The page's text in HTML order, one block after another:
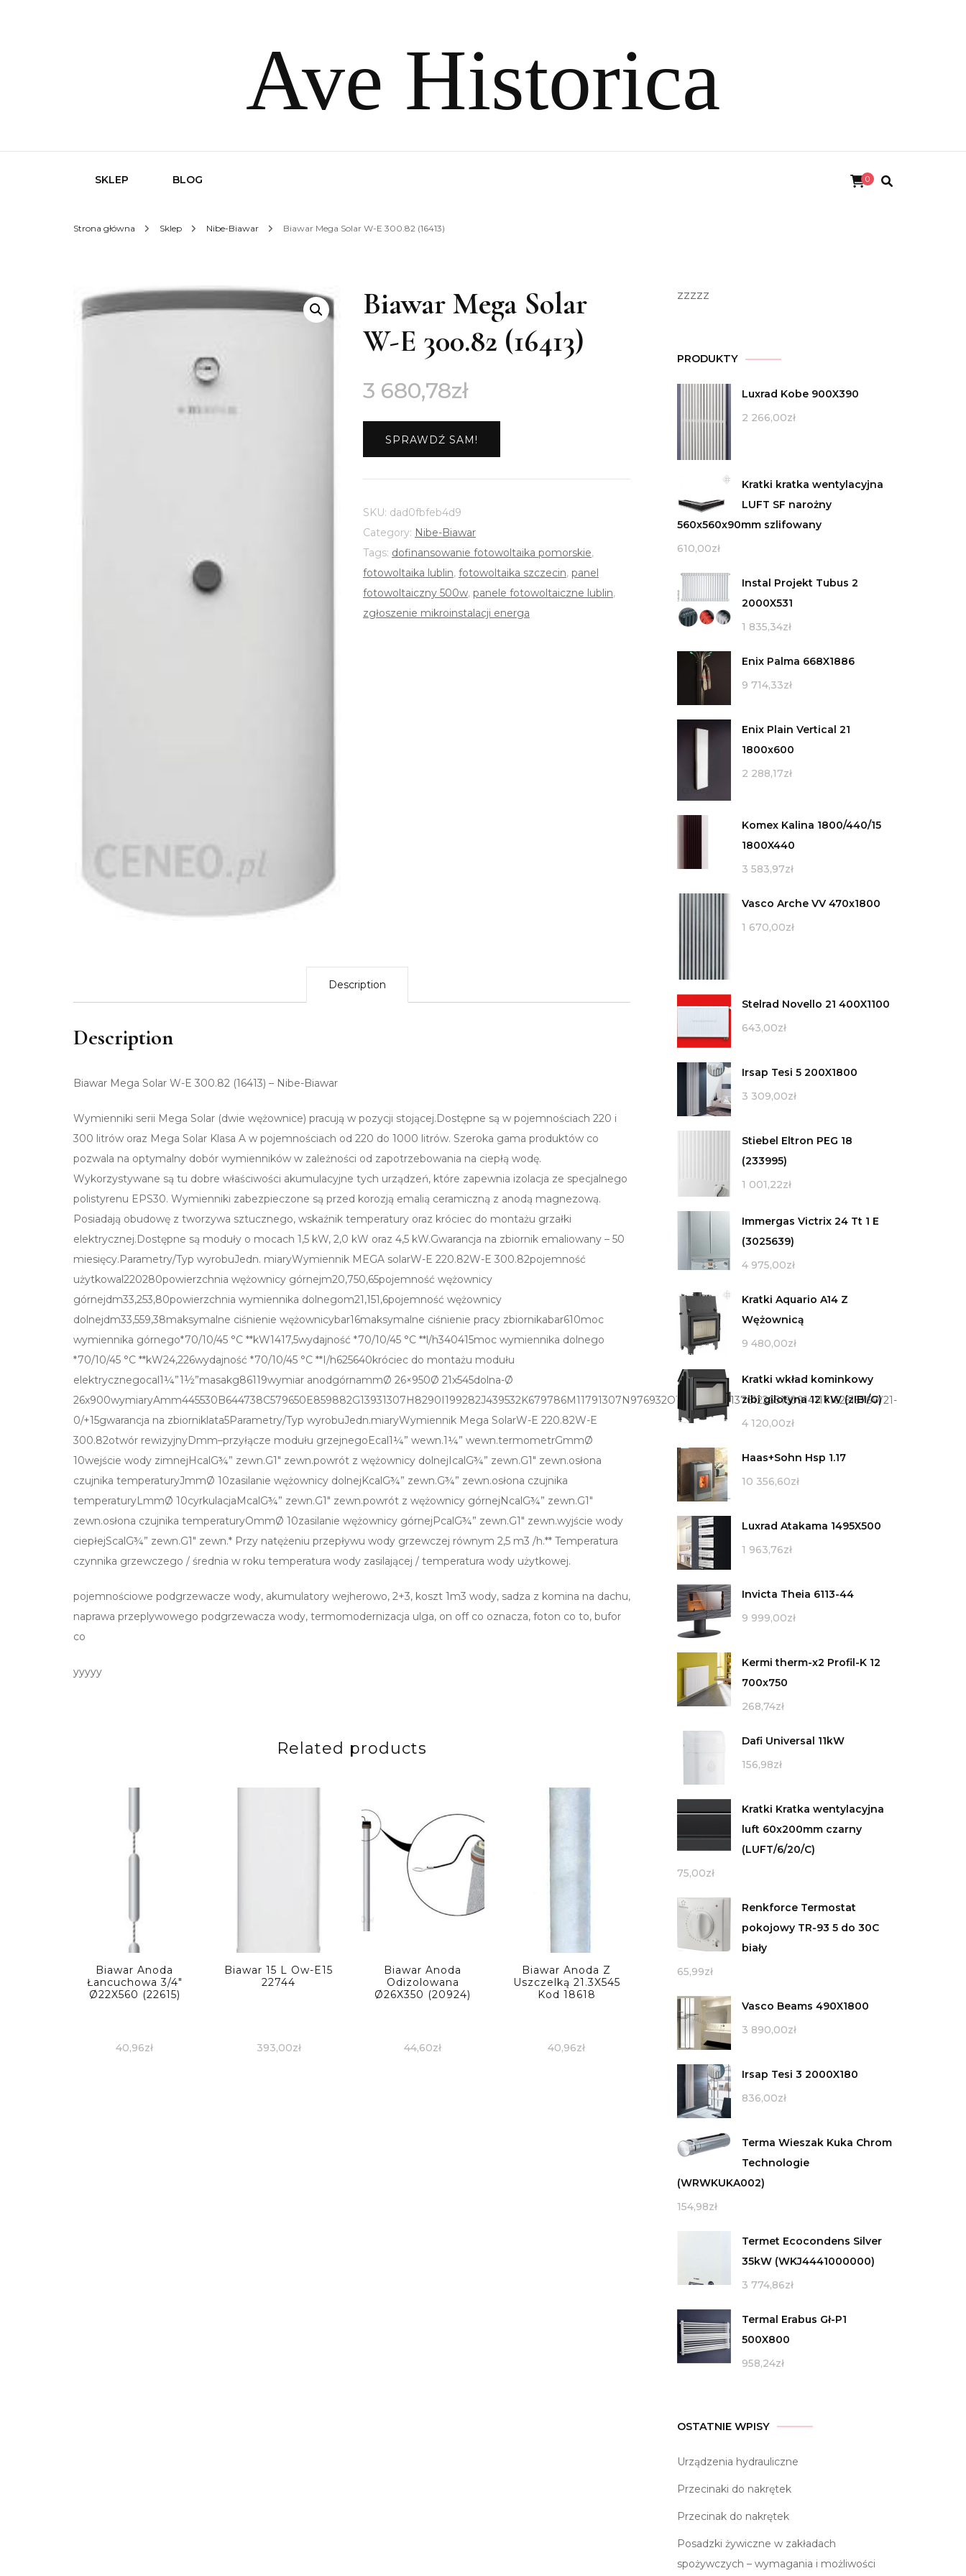
Ave Historica
SKLEP BLOG 0
Strona główna Sklep Nibe-Biawar Biawar Mega Solar W-E 300.82 (16413)
Biawar Mega Solar
W-E 300.82 (16413)
3 680,78zł
SPRAWDŹ SAM!
SKU: dad0fbfeb4d9
Category: Nibe-Biawar
Tags: dofinansowanie fotowoltaika pomorskie,
fotowoltaika lublin, fotowoltaika szczecin, panel
fotowoltaiczny 500w, panele fotowoltaiczne lublin,
zgłoszenie mikroinstalacji energa
Description
Description
Biawar Mega Solar W-E 300.82 (16413) – Nibe-Biawar
Wymienniki serii Mega Solar (dwie wężownice) pracują w pozycji stojącej.Dostępne są w pojemnościach 220 i
300 litrów oraz Mega Solar Klasa A w pojemnościach od 220 do 1000 litrów. Szeroka gama produktów co
pozwala na optymalny dobór wymienników w zależności od zapotrzebowania na ciepłą wodę.
Wykorzystywane są tu dobre właściwości akumulacyjne tych urządzeń, które zapewnia izolacja ze specjalnego
polistyrenu EPS30. Wymienniki zabezpieczone są przed korozją emalią ceramiczną z anodą magnezową.
Posiadają obudowę z tworzywa sztucznego, wskaźnik temperatury oraz króciec do montażu grzałki
elektrycznej.Dostępne są moduły o mocach 1,5 kW, 2,0 kW oraz 4,5 kW.Gwarancja na zbiornik emaliowany – 50
miesięcy.Parametry/Typ wyrobuJedn. miaryWymiennik MEGA solarW-E 220.82W-E 300.82pojemność
użytkowal220280powierzchnia wężownicy górnejm20,750,65pojemność wężownicy
górnejdm33,253,80powierzchnia wymiennika dolnegom21,151,6pojemność wężownicy
dolnejdm33,559,38maksymalne ciśnienie wężownicybar16maksymalne ciśnienie pracy zbiornikabar610moc
wymiennika górnego*70/10/45 °C **kW1417,5wydajność *70/10/45 °C **l/h340415moc wymiennika dolnego
*70/10/45 °C **kW24,226wydajność *70/10/45 °C **I/h625640króciec do montażu modułu
elektrycznegocal1¼”1½”masakg86119wymiar anodgórnammØ 26×950Ø 21x545dolna-Ø
26x900wymiaryAmm445530B644738C579650E859882G13931307H8290I199282J439532K679786M11791307N976932O10561082P13761226S15091411T16251576W21-
0/+15gwarancja na zbiorniklata5Parametry/Typ wyrobuJedn.miaryWymiennik Mega SolarW-E 220.82W-E
300.82otwór rewizyjnyDmm–przyłącze modułu grzejnegoEcal1¼” wewn.1¼” wewn.termometrGmmØ
10wejście wody zimnejHcalG¾” zewn.G1″ zewn.powrót z wężownicy dolnejIcalG¾” zewn.G1″ zewn.osłona
czujnika temperaturyJmmØ 10zasilanie wężownicy dolnejKcalG¾” zewn.G¾” zewn.osłona czujnika
temperaturyLmmØ 10cyrkulacjaMcalG¾” zewn.G1″ zewn.powrót z wężownicy górnejNcalG¾” zewn.G1″
zewn.osłona czujnika temperaturyOmmØ 10zasilanie wężownicy górnejPcalG¾” zewn.G1″ zewn.wyjście wody
ciepłejScalG¾” zewn.G1″ zewn.* Przy natężeniu przepływu wody grzewczej równym 2,5 m3 /h.** Temperatura
czynnika grzewczego / średnia w roku temperatura wody zasilającej / temperatura wody użytkowej.
pojemnościowe podgrzewacze wody, akumulatory wejherowo, 2+3, koszt 1m3 wody, sadza z komina na dachu,
naprawa przeplywowego podgrzewacza wody, termomodernizacja ulga, on off co oznacza, foton co to, bufor
co
yyyyy
Related products
Biawar Anoda
Łancuchowa 3/4″
Ø22X560 (22615)
40,96zł
Biawar 15 L Ow-E15
22744
393,00zł
Biawar Anoda
Odizolowana
Ø26X350 (20924)
44,60zł
Biawar Anoda Z
Uszczelką 21.3X545
Kod 18618
40,96zł
zzzzz
PRODUKTY
Luxrad Kobe 900X390
2 266,00zł
Kratki kratka wentylacyjna
LUFT SF narożny
560x560x90mm szlifowany
610,00zł
Instal Projekt Tubus 2
2000X531
1 835,34zł
Enix Palma 668X1886
9 714,33zł
Enix Plain Vertical 21
1800x600
2 288,17zł
Komex Kalina 1800/440/15
1800X440
3 583,97zł
Vasco Arche VV 470x1800
1 670,00zł
Stelrad Novello 21 400X1100
643,00zł
Irsap Tesi 5 200X1800
3 309,00zł
Stiebel Eltron PEG 18
(233995)
1 001,22zł
Immergas Victrix 24 Tt 1 E
(3025639)
4 975,00zł
Kratki Aquario A14 Z
Wężownicą
9 480,00zł
Kratki wkład kominkowy
zibi gilotyna 12 kW (zIBI/G)
4 120,00zł
Haas+Sohn Hsp 1.17
10 356,60zł
Luxrad Atakama 1495X500
1 963,76zł
Invicta Theia 6113-44
9 999,00zł
Kermi therm-x2 Profil-K 12
700x750
268,74zł
Dafi Universal 11kW
156,98zł
Kratki Kratka wentylacyjna
luft 60x200mm czarny
(LUFT/6/20/C)
75,00zł
Renkforce Termostat
pokojowy TR-93 5 do 30C
biały
65,99zł
Vasco Beams 490X1800
3 890,00zł
Irsap Tesi 3 2000X180
836,00zł
Terma Wieszak Kuka Chrom
Technologie
(WRWKUKA002)
154,98zł
Termet Ecocondens Silver
35kW (WKJ4441000000)
3 774,86zł
Termal Erabus Gł-P1
500X800
958,24zł
OSTATNIE WPISY
Urządzenia hydrauliczne
Przecinaki do nakrętek
Przecinak do nakrętek
Posadzki żywiczne w zakładach
spożywczych – wymagania i możliwości